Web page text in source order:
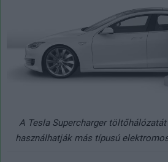
A Tesla Supercharger
használhatják más típusú